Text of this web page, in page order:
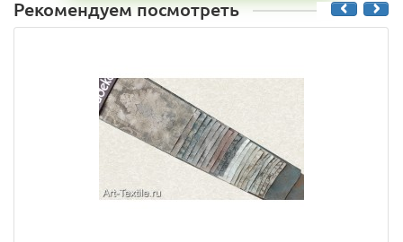
Рекомендуем посмотреть